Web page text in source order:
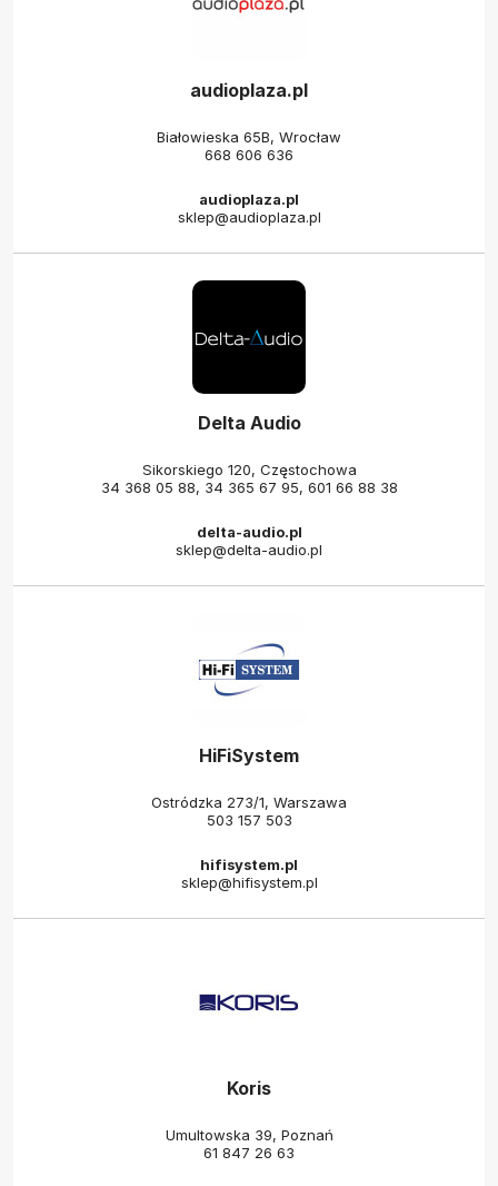
audioplaza.pl
Białowieska 65B, Wrocław
668 606 636
audioplaza.pl
sklep@audioplaza.pl
Delta Audio
Sikorskiego 120, Częstochowa
34 368 05 88, 34 365 67 95, 601 66 88 38
delta-audio.pl
sklep@delta-audio.pl
HiFiSystem
Ostródzka 273/1, Warszawa
503 157 503
hifisystem.pl
sklep@hifisystem.pl
Koris
Umultowska 39, Poznań
61 847 26 63